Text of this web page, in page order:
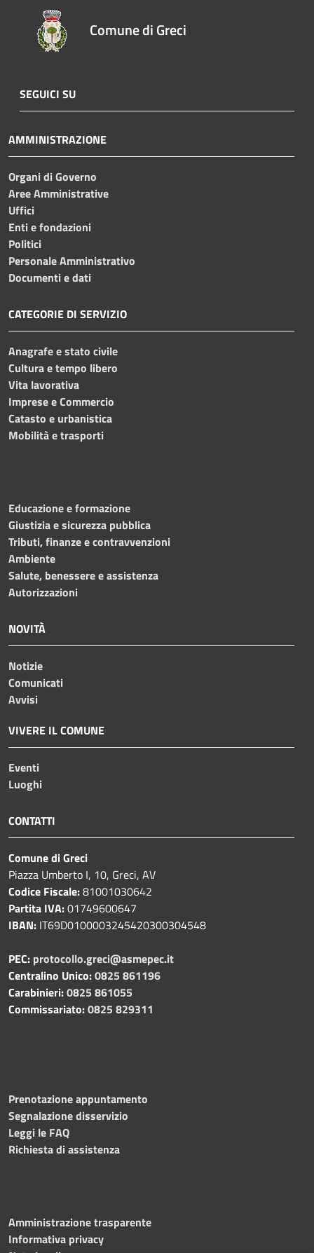
Comune di Greci
SEGUICI SU
AMMINISTRAZIONE
Organi di Governo
Aree Amministrative
Uffici
Enti e fondazioni
Politici
Personale Amministrativo
Documenti e dati
CATEGORIE DI SERVIZIO
Anagrafe e stato civile
Cultura e tempo libero
Vita lavorativa
Imprese e Commercio
Catasto e urbanistica
Mobilità e trasporti
Educazione e formazione
Giustizia e sicurezza pubblica
Tributi, finanze e contravvenzioni
Ambiente
Salute, benessere e assistenza
Autorizzazioni
NOVITÀ
Notizie
Comunicati
Avvisi
VIVERE IL COMUNE
Eventi
Luoghi
CONTATTI
Comune di Greci
Piazza Umberto I, 10, Greci, AV
Codice Fiscale:81001030642
Partita IVA:01749600647
IBAN: IT69D0100003245420300304548
PEC: protocollo.greci@asmepec.it
Centralino Unico:0825 861196
Carabinieri:0825 861055
Commissariato:0825 829311
Prenotazione appuntamento
Segnalazione disservizio
Leggi le FAQ
Richiesta di assistenza
Amministrazione trasparente
Informativa privacy